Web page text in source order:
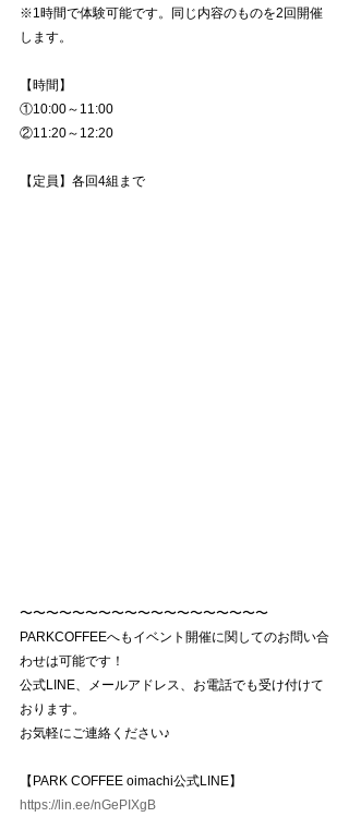
※1時間で体験可能です。同じ内容のものを2回開催
します。
【時間】
①10:00～11:00
②11:20～12:20
【定員】各回4組まで
〜〜〜〜〜〜〜〜〜〜〜〜〜〜〜〜〜〜〜
PARKCOFFEEへもイベント開催に関してのお問い合
わせは可能です！
公式LINE、メールアドレス、お電話でも受け付けて
おります。
お気軽にご連絡ください♪
【PARK COFFEE oimachi公式LINE】
https://lin.ee/nGePIXgB